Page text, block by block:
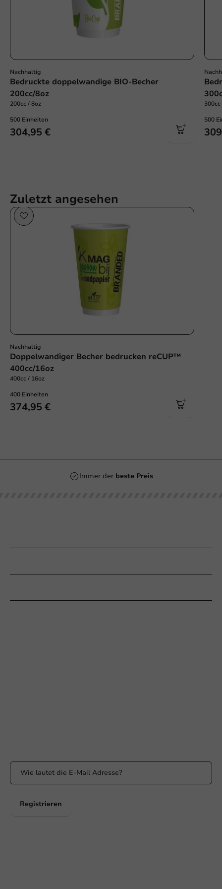
Nachhaltig
Bedruckte doppelwandige BIO-Becher
200cc/8oz
200cc / 8oz
500 Einheiten
304,95 €
500
Zuletzt angesehen
Nachhaltig
Doppelwandiger Becher bedrucken reCUP™
400cc/16oz
400cc / 16oz
400 Einheiten
374,95 €
Immer der beste Preis
Registrieren